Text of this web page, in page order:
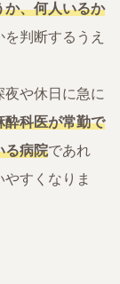
か、何人いるか
判断するうえ
夜や休日に急に
酔科医が常勤で
る病院であれ
すくなりま